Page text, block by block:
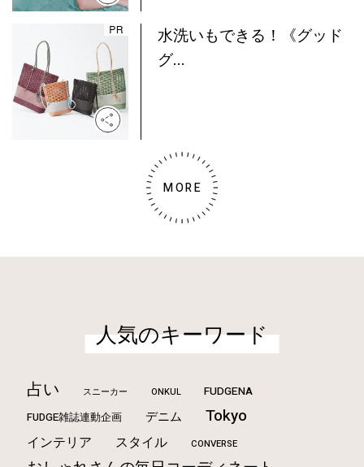
水洗いもできる！《グッド
グ...
MORE
人気のキーワード
占い スニーカー ONKUL FUDGENA
FUDGE雑誌連動企画 デニム Tokyo
インテリア スタイル CONVERSE